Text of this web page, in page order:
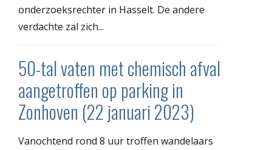
onderzoeksrechter in Hasselt. De andere
verdachte zal zich...
50-tal vaten met chemisch afval
aangetroffen op parking in
Zonhoven (22 januari 2023)
Vanochtend rond 8 uur troffen wandelaars